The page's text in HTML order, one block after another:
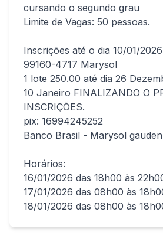
cursando o segundo grau
Limite de Vagas: 50 pessoas.
Inscrições até o dia 10/01/
99160-4717 Marysol
1 lote 250.00 até dia 26
10 Janeiro FINALIZANDO O
INSCRIÇÕES.
pix: 16994245252
Banco Brasil - Marysol
Horários:
16/01/2026 das 18h00 às
17/01/2026 das 08h00 às
18/01/2026 das 08h00 às